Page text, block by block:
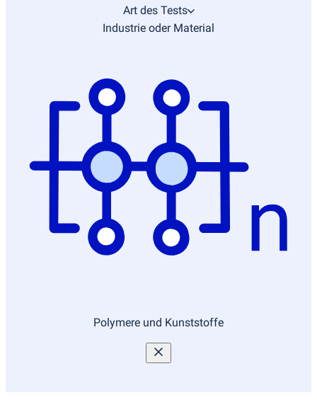
Art des Tests
Industrie oder Material
Polymere und Kunststoffe